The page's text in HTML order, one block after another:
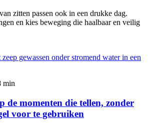
zitten passen ook in een drukke dag.
en kies beweging die haalbaar en veilig
min
de momenten die tellen, zonder
voor te gebruiken